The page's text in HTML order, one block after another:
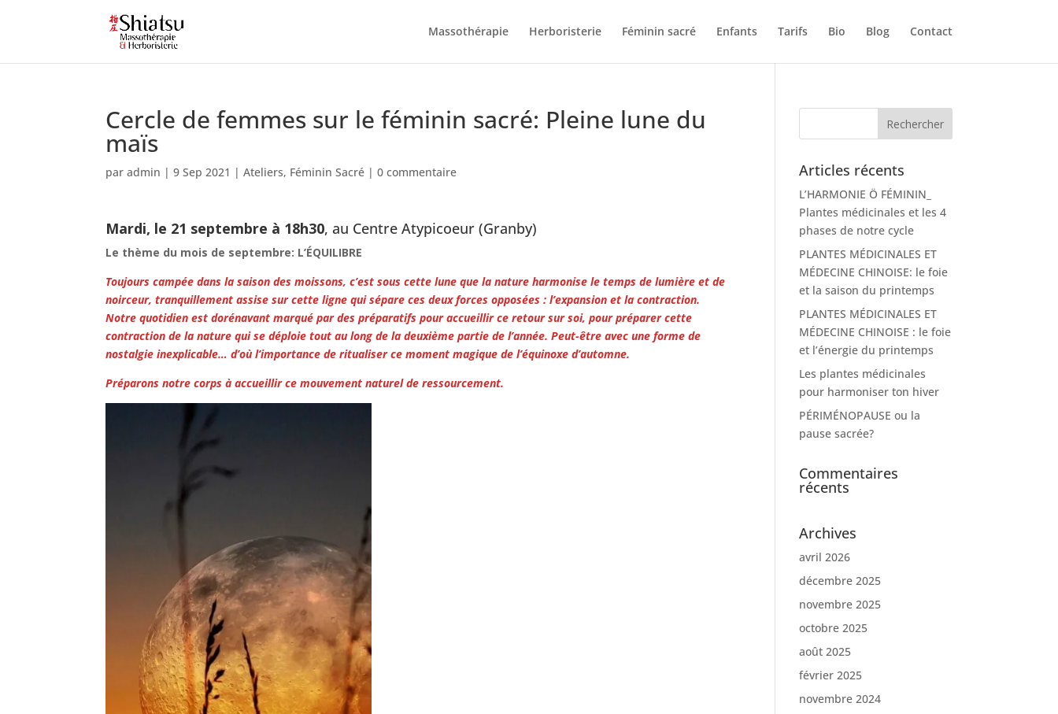
Massothérapie Herboristerie Féminin sacré Enfants Tarifs Bio Blog Contact
Cercle de femmes sur le féminin sacré: Pleine lune du
maïs
paradmin |9 Sep 2021 |Ateliers, Féminin Sacré |0 commentaire
Mardi, le 21 septembre à 18h30, au Centre Atypicoeur (Granby)
Le thème du mois de septembre: L’ÉQUILIBRE
Toujours campée dans la saison des moissons, c’est sous cette lune que la nature harmonise le temps de lumière et de
noirceur, tranquillement assise sur cette ligne qui sépare ces deux forces opposées : l’expansion et la contraction.
Notre quotidien est dorénavant marqué par des préparatifs pour accueillir ce retour sur soi, pour préparer cette
contraction de la nature qui se déploie tout au long de la deuxième partie de l’année. Peut-être avec une forme de
nostalgie inexplicable… d’où l’importance de ritualiser ce moment magique de l’équinoxe d’automne.
Préparons notre corps à accueillir ce mouvement naturel de ressourcement.
Articles récents
L’HARMONIE Ö FÉMININ_
Plantes médicinales et les 4
phases de notre cycle
PLANTES MÉDICINALES ET
MÉDECINE CHINOISE: le foie
et la saison du printemps
PLANTES MÉDICINALES ET
MÉDECINE CHINOISE : le foie
et l’énergie du printemps
Les plantes médicinales
pour harmoniser ton hiver
PÉRIMÉNOPAUSE ou la
pause sacrée?
Commentaires
récents
Archives
avril 2026
décembre 2025
novembre 2025
octobre 2025
août 2025
février 2025
novembre 2024